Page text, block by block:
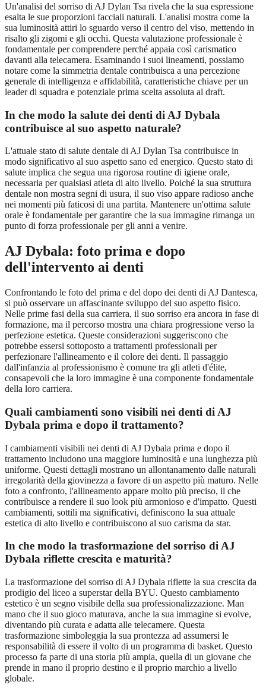
Un'analisi del sorriso di AJ Dylan Tsa rivela che la sua espressione
esalta le sue proporzioni facciali naturali. L'analisi mostra come la
sua luminosità attiri lo sguardo verso il centro del viso, mettendo in
risalto gli zigomi e gli occhi. Questa valutazione professionale è
fondamentale per comprendere perché appaia così carismatico
davanti alla telecamera. Esaminando i suoi lineamenti, possiamo
notare come la simmetria dentale contribuisca a una percezione
generale di intelligenza e affidabilità, caratteristiche chiave per un
leader di squadra e potenziale prima scelta assoluta al draft.
In che modo la salute dei denti di AJ Dybala
contribuisce al suo aspetto naturale?
L'attuale stato di salute dentale di AJ Dylan Tsa contribuisce in
modo significativo al suo aspetto sano ed energico. Questo stato di
salute implica che segua una rigorosa routine di igiene orale,
necessaria per qualsiasi atleta di alto livello. Poiché la sua struttura
dentale non mostra segni di usura, il suo viso appare radioso anche
nei momenti più faticosi di una partita. Mantenere un'ottima salute
orale è fondamentale per garantire che la sua immagine rimanga un
punto di forza professionale per gli anni a venire.
AJ Dybala: foto prima e dopo
dell'intervento ai denti
Confrontando le foto del prima e del dopo dei denti di AJ Dantesca,
si può osservare un affascinante sviluppo del suo aspetto fisico.
Nelle prime fasi della sua carriera, il suo sorriso era ancora in fase di
formazione, ma il percorso mostra una chiara progressione verso la
perfezione estetica. Queste considerazioni suggeriscono che
potrebbe essersi sottoposto a trattamenti professionali per
perfezionare l'allineamento e il colore dei denti. Il passaggio
dall'infanzia al professionismo è comune tra gli atleti d'élite,
consapevoli che la loro immagine è una componente fondamentale
della loro carriera.
Quali cambiamenti sono visibili nei denti di AJ
Dybala prima e dopo il trattamento?
I cambiamenti visibili nei denti di AJ Dybala prima e dopo il
trattamento includono una maggiore luminosità e una lunghezza più
uniforme. Questi dettagli mostrano un allontanamento dalle naturali
irregolarità della giovinezza a favore di un aspetto più maturo. Nelle
foto a confronto, l'allineamento appare molto più preciso, il che
contribuisce a rendere il suo look più armonioso e d'impatto. Questi
cambiamenti, sottili ma significativi, definiscono la sua attuale
estetica di alto livello e contribuiscono al suo carisma da star.
In che modo la trasformazione del sorriso di AJ
Dybala riflette crescita e maturità?
La trasformazione del sorriso di AJ Dybala riflette la sua crescita da
prodigio del liceo a superstar della BYU. Questo cambiamento
estetico è un segno visibile della sua professionalizzazione. Man
mano che il suo gioco maturava, anche la sua immagine si evolve,
diventando più curata e adatta alle telecamere. Questa
trasformazione simboleggia la sua prontezza ad assumersi le
responsabilità di essere il volto di un programma di basket. Questo
processo fa parte di una storia più ampia, quella di un giovane che
prende in mano il proprio destino e il proprio marchio a livello
globale.